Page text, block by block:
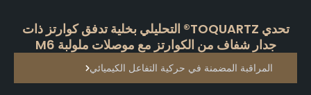
تحدي TOQUARTZ® التحليلي بخلية تدفق كوارتز ذات
جدار شفاف من الكوارتز مع موصلات ملولبة M6
المراقبة المضمنة في حركية التفاعل الكيميائي